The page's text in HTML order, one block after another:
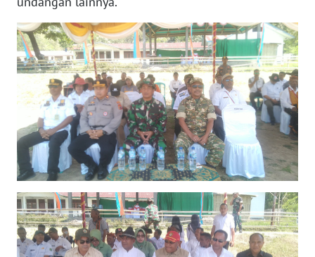
WN
SUMSEL
WN
BENGKULU
WN
LAMPUNG
WN
JATENG
WN
NUSANTARA